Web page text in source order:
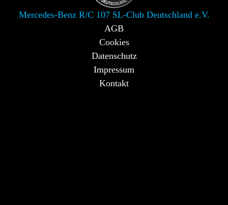
Mercedes-Benz R/C 107 SL-Club Deutschland e.V.
AGB
Cookies
Datenschutz
Impressum
Kontakt